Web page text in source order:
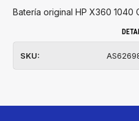
Batería original HP X360 1040
SKU: